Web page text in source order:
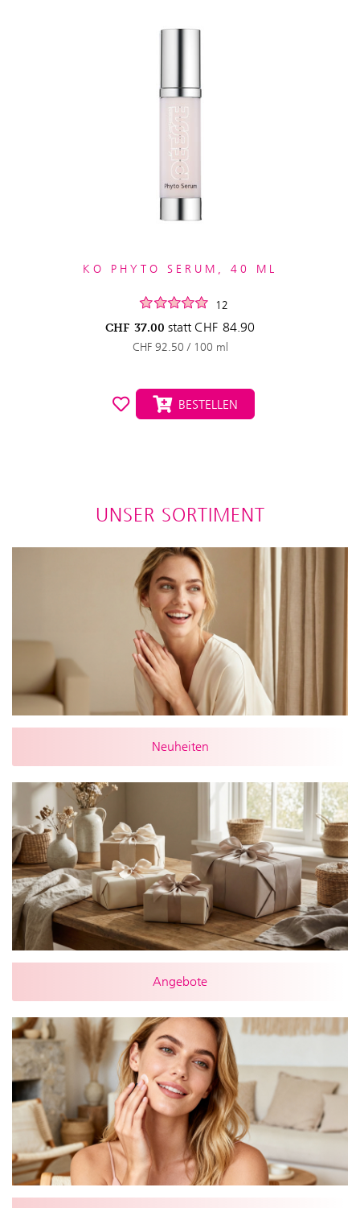
KO PHYTO SERUM, 40 ML
12
CHF 37.00 statt CHF 84.90
CHF 92.50 / 100 ml
BESTELLEN
UNSER SORTIMENT
Neuheiten
Angebote